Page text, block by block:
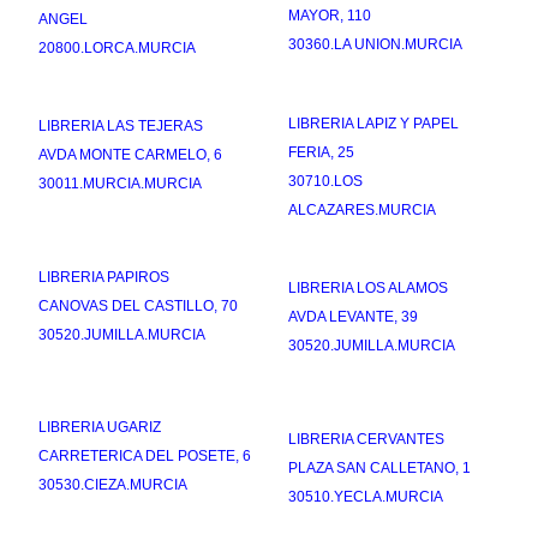
ANGEL
20800.LORCA.MURCIA
MAYOR, 110
30360.LA UNION.MURCIA
LIBRERIA LAS TEJERAS
AVDA MONTE CARMELO, 6
30011.MURCIA.MURCIA
LIBRERIA LAPIZ Y PAPEL
FERIA, 25
30710.LOS
ALCAZARES.MURCIA
LIBRERIA PAPIROS
CANOVAS DEL CASTILLO, 70
30520.JUMILLA.MURCIA
LIBRERIA LOS ALAMOS
AVDA LEVANTE, 39
30520.JUMILLA.MURCIA
LIBRERIA UGARIZ
CARRETERICA DEL POSETE, 6
30530.CIEZA.MURCIA
LIBRERIA CERVANTES
PLAZA SAN CALLETANO, 1
30510.YECLA.MURCIA